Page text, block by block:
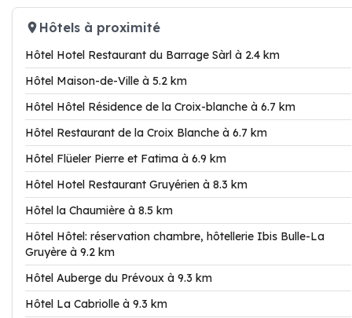
Hôtels à proximité
Hôtel Hotel Restaurant du Barrage Sàrl à 2.4 km
Hôtel Maison-de-Ville à 5.2 km
Hôtel Hôtel Résidence de la Croix-blanche à 6.7 km
Hôtel Restaurant de la Croix Blanche à 6.7 km
Hôtel Flüeler Pierre et Fatima à 6.9 km
Hôtel Hotel Restaurant Gruyérien à 8.3 km
Hôtel la Chaumière à 8.5 km
Hôtel Hôtel: réservation chambre, hôtellerie Ibis Bulle-La
Gruyère à 9.2 km
Hôtel Auberge du Prévoux à 9.3 km
Hôtel La Cabriolle à 9.3 km